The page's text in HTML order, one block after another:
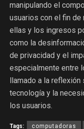
manipulando el
usuarios con el fin de
ellas y los ingresos
como la
de privacidad y el
especialmente entre
llamado a la
tecnología y la
los usuarios.
Tags: computadoras